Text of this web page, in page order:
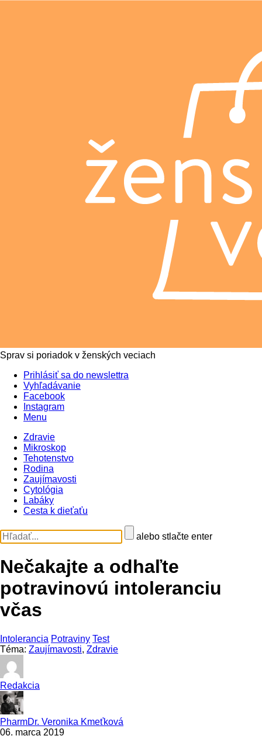
Sprav si poriadok v ženských veciach
Prihlásiť sa do newslettra
Vyhľadávanie
Facebook
Instagram
Menu
Zdravie
Mikroskop
Tehotenstvo
Rodina
Zaujímavosti
Cytológia
Labáky
Cesta k dieťaťu
alebo stlačte enter
Nečakajte a odhaľte
potravinovú intoleranciu
včas
Intolerancia Potraviny Test
Téma: Zaujímavosti, Zdravie
Redakcia
PharmDr. Veronika Kmeťková
06. marca 2019